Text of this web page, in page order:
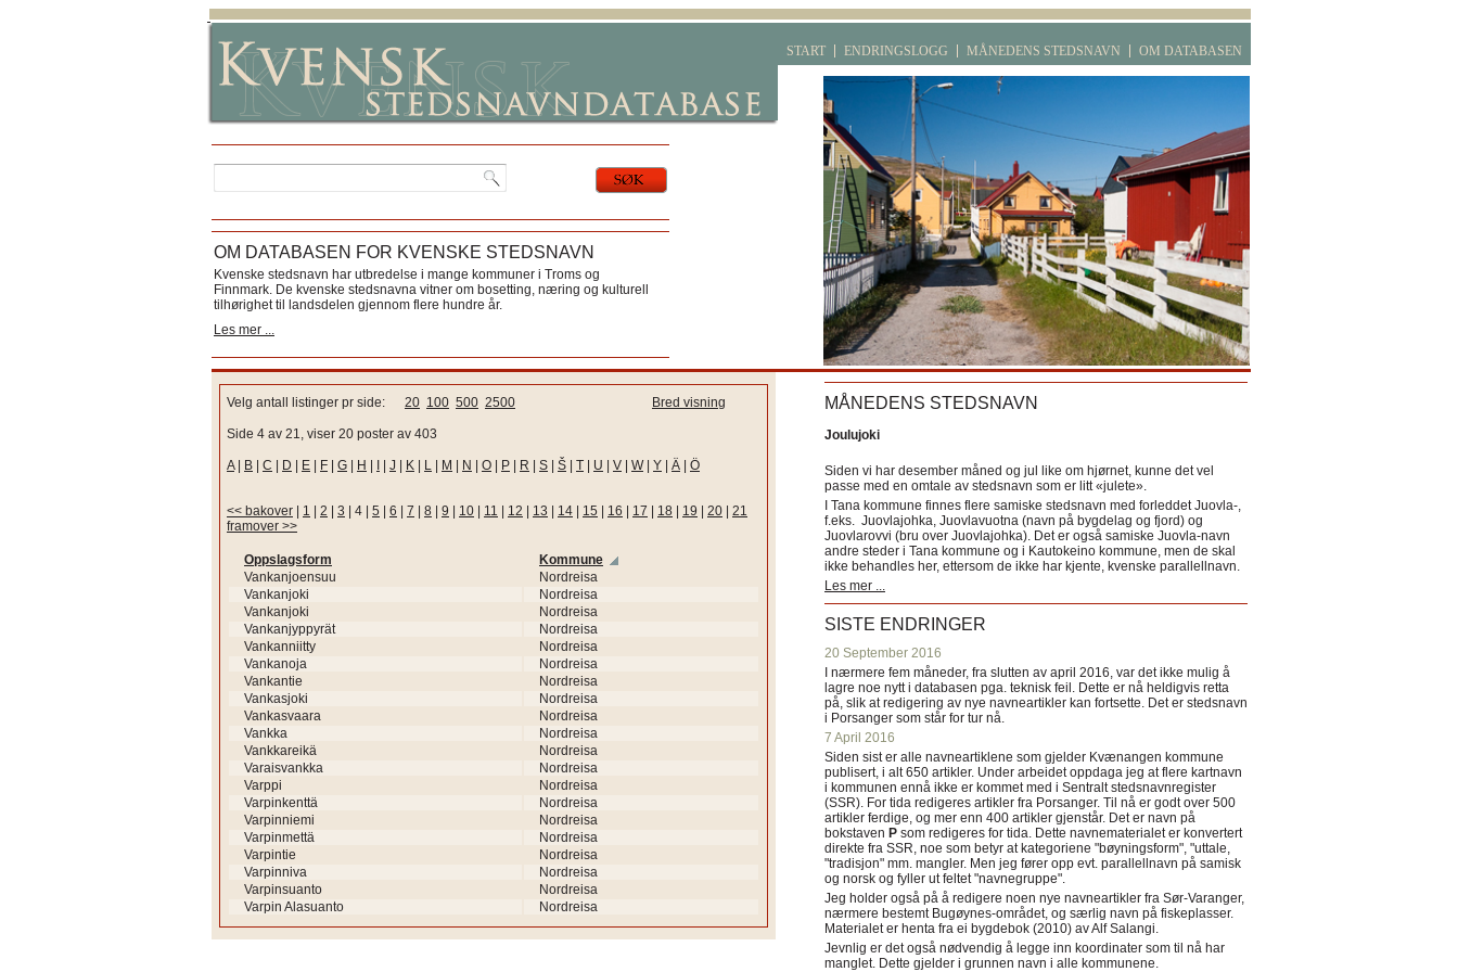
OM DATABASEN FOR KVENSKE STEDSNAVN
Kvenske stedsnavn har utbredelse i mange kommuner i Troms og
Finnmark. De kvenske stedsnavna vitner om bosetting, næring og kulturell
tilhørighet til landsdelen gjennom flere hundre år.
Les mer ...
START ENDRINGSLOGG MÅNEDENS STEDSNAVN OM DATABASEN
Bred visning
Velg antall listinger pr side: 20 100 500 2500
Side 4 av 21, viser 20 poster av 403
A| B C D E F G H J K L M N O P R S Š T U V W| Y Ä Ö
<< bakover 1 2 3 4 5 6 7 8 9 10 11 12 13 14 15 16 17 18 19 20
21
framover >>
Oppslagsform
Kommune
Vankanjoensuu
Nordreisa
Vankanjoki
Nordreisa
Vankanjoki
Nordreisa
Vankanjyppyrät
Nordreisa
Vankanniitty
Nordreisa
Vankanoja
Nordreisa
Vankantie
Nordreisa
Vankasjoki
Nordreisa
Vankasvaara
Nordreisa
Vankka
Nordreisa
Vankkareikä
Nordreisa
Varaisvankka
Nordreisa
Varppi
Nordreisa
Varpinkenttä
Nordreisa
Varpinniemi
Nordreisa
Varpinmettä
Nordreisa
Varpintie
Nordreisa
Varpinniva
Nordreisa
Varpinsuanto
Nordreisa
Varpin Alasuanto
Nordreisa
MÅNEDENS STEDSNAVN
Joulujoki
Siden vi har desember måned og jul like om hjørnet, kunne det vel
passe med en omtale av stedsnavn som er litt «julete».
I Tana kommune finnes flere samiske stedsnavn med forleddet Juovla-,
f.eks. Juovlajohka, Juovlavuotna (navn på bygdelag og fjord) og
Juovlarovvi (bru over Juovlajohka). Det er også samiske Juovla-navn
andre steder i Tana kommune og i Kautokeino kommune, men de skal
ikke behandles her, ettersom de ikke har kjente, kvenske parallellnavn.
Les mer ...
SISTE ENDRINGER
20 September 2016
I nærmere fem måneder, fra slutten av april 2016, var det ikke mulig å
lagre noe nytt i databasen pga. teknisk feil. Dette er nå heldigvis retta
på, slik at redigering av nye navneartikler kan fortsette. Det er stedsnavn
i Porsanger som står for tur nå.
7 April 2016
Siden sist er alle navneartiklene som gjelder Kvænangen kommune
publisert, i alt 650 artikler. Under arbeidet oppdaga jeg at flere kartnavn
i kommunen ennå ikke er kommet med i Sentralt stedsnavnregister
(SSR). For tida redigeres artikler fra Porsanger. Til nå er godt over 500
artikler ferdige, og mer enn 400 artikler gjenstår. Det er navn på
bokstaven P som redigeres for tida. Dette navnematerialet er konvertert
direkte fra SSR, noe som betyr at kategoriene "bøyningsform", "uttale,
"tradisjon" mm. mangler. Men jeg fører opp evt. parallellnavn på samisk
og norsk og fyller ut feltet "navnegruppe".
Jeg holder også på å redigere noen nye navneartikler fra Sør-Varanger,
nærmere bestemt Bugøynes-området, og særlig navn på fiskeplasser.
Materialet er henta fra ei bygdebok (2010) av Alf Salangi.
Jevnlig er det også nødvendig å legge inn koordinater som til nå har
manglet. Dette gjelder i grunnen navn i alle kommunene.